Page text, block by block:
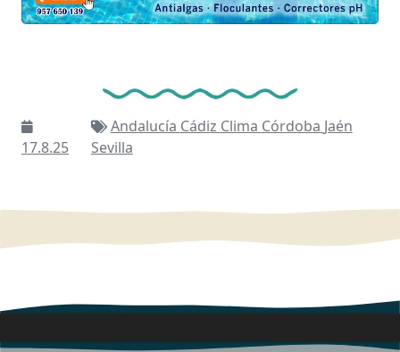
17.8.25
Andalucía Cádiz Clima Córdoba Jaén
Sevilla